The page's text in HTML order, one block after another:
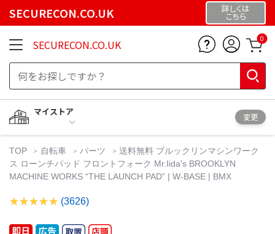
SECURECON.CO.UK 詳しくは
こちら
SECURECON.CO.UK 0
マイストア
変更
TOP 自転車 パーツ
送料無料 ブルックリンマシンワーク
ス ローンチパッド フロントフォーク Mr.Iida's BROOKLYN
MACHINE WORKS “THE LAUNCH PAD” | W-BASE | BMX
(3626)